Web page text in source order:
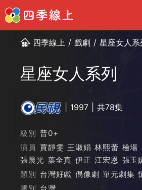
四季線上 / 戲劇 / 星座女人系
星座女人系列
1997 共78集
級別 普0+
演員 賈靜雯 王淑娟 林熙蕾 檢場
張晨光 葉全真 伊正 江宏恩 張玉
類別 台灣好戲 偶像劇 單元劇集